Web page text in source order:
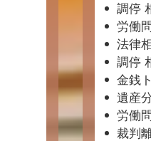
調停
労働
法律
調停
金銭
遺産
労働
裁判